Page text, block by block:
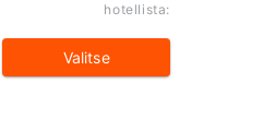
hotellista:
Valitse